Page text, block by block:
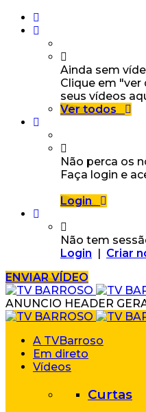
Ainda sem
Clique em "ver
seus vídeos
Ver todos
Não perca os
Faça login e
Login
Não tem
Login | Criar
ENVIAR VÍDEO
ANUNCIO HEADER
A TVBarroso
Em direto
Vídeos
Curtas